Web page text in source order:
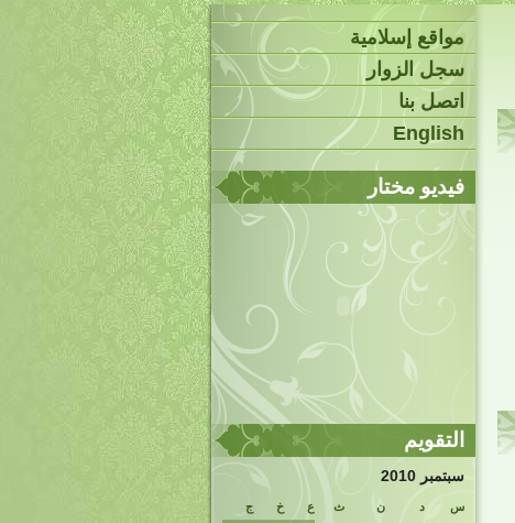
مواقع إسلامية
سجل الزوار
اتصل بنا
English
فيديو مختار
التقويم
سبتمبر 2010
س د ن ث ع خ ج